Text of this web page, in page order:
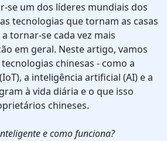
se um dos líderes mundiais dos
tecnologias que tornam as casas
tornar-se cada vez mais
em geral. Neste artigo, vamos
chinesas - como a
a inteligência artificial (AI) e a
à vida diária e o que isso
chineses.
e como funciona?